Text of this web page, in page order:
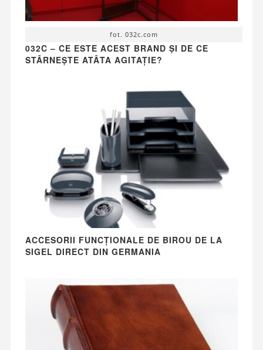
fot. 032c.com
032C – CE ESTE ACEST BRAND ȘI DE CE
STÂRNEȘTE ATÂTA AGITAȚIE?
ACCESORII FUNCȚIONALE DE BIROU DE LA
SIGEL DIRECT DIN GERMANIA